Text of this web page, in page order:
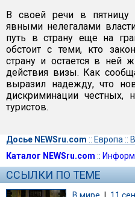
В своей речи в пятницу
явными нелегалами
путь в страну еще на
обстоит с теми, кто
страну и остается в ней
действия визы. Как
выразил надежду, что
дискриминации честных,
туристов.
Досье NEWSru.com :: Европа ::
Каталог NEWSru.com ::
ССЫЛКИ ПО ТЕМЕ
В мире | 11